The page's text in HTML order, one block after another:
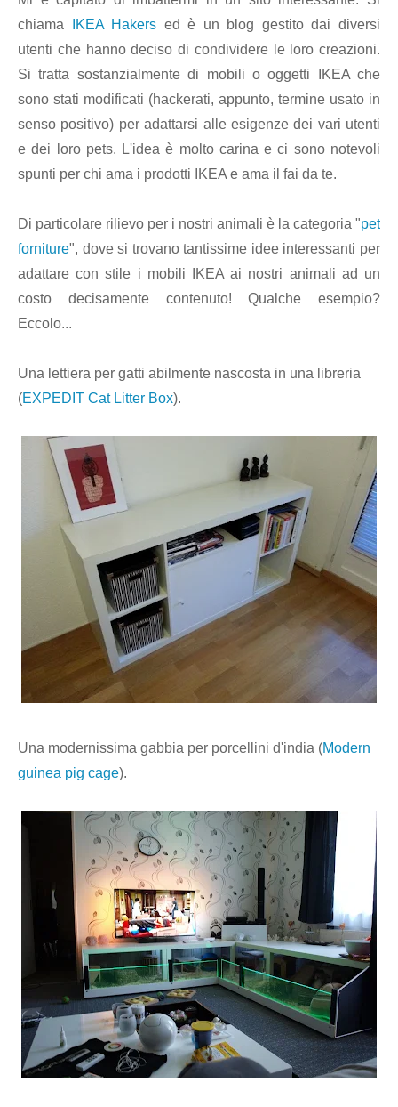
chiama
IKEA Hakers ed è un blog gestito dai diversi
utenti che hanno deciso di condividere le loro creazioni.
Si tratta sostanzialmente di mobili o oggetti IKEA che
sono stati modificati (hackerati, appunto, termine usato in
senso positivo) per adattarsi alle esigenze dei vari utenti
e dei loro pets. L'idea è molto carina e ci sono notevoli
spunti per chi ama i prodotti IKEA e ama il fai da te.
Di particolare rilievo per i nostri animali è la categoria "pet
forniture", dove si trovano tantissime idee interessanti per
adattare con stile i mobili IKEA ai nostri animali ad un
costo decisamente contenuto! Qualche esempio?
Eccolo...
Una lettiera per gatti abilmente nascosta in una libreria
(EXPEDIT Cat Litter Box).
Una modernissima gabbia per porcellini d'india (Modern
guinea pig cage).